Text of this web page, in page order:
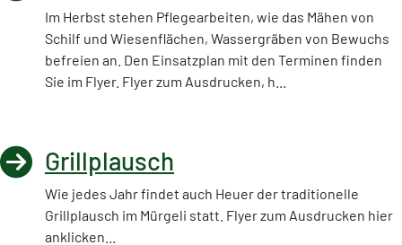
Im Herbst stehen Pflegearbeiten, wie das Mähen von
Schilf und Wiesenflächen, Wassergräben von Bewuchs
befreien an. Den Einsatzplan mit den Terminen finden
Sie im Flyer. Flyer zum Ausdrucken, h...
Grillplausch
Wie jedes Jahr findet auch Heuer der traditionelle
Grillplausch im Mürgeli statt. Flyer zum Ausdrucken hier
anklicken...